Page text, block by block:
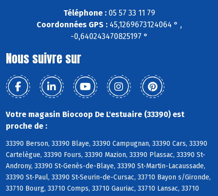
Téléphone :05 57 33 11 79
Coordonnées GPS :45,1269673124064 ° ,
-0,640243470825197 °
Nous suivre sur
Votre magasin Biocoop De L'estuaire (33390) est
proche de :
33390 Berson, 33390 Blaye, 33390 Campugnan, 33390 Cars, 33390
Cartelègue, 33390 Fours, 33390 Mazion, 33390 Plassac, 33390 St-
Androny, 33390 St-Genès-de-Blaye, 33390 St-Martin-Lacaussade,
33390 St-Paul, 33390 St-Seurin-de-Cursac, 33710 Bayon s/Gironde,
33710 Bourg, 33710 Comps, 33710 Gauriac, 33710 Lansac, 33710